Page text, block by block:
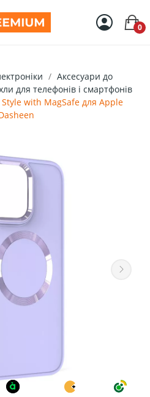
0
Аксесуари до
для телефонів і смартфонів
with MagSafe для Apple